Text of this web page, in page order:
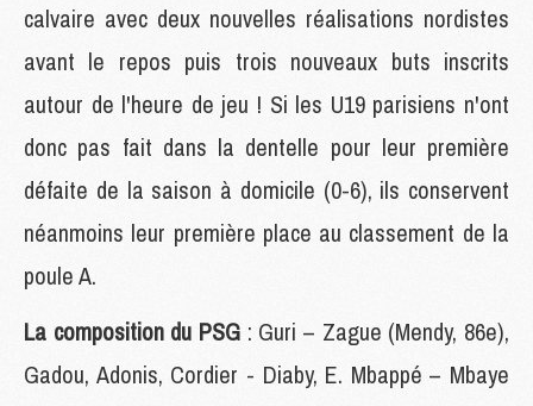
calvaire avec deux nouvelles réalisations nordistes
avant le repos puis trois nouveaux buts inscrits
autour de l'heure de jeu ! Si les U19 parisiens n'ont
donc pas fait dans la dentelle pour leur première
défaite de la saison à domicile (0-6), ils conservent
néanmoins leur première place au classement de la
poule A.
La composition du PSG : Guri – Zague (Mendy, 86e),
Gadou, Adonis, Cordier - Diaby, E. Mbappé – Mbaye